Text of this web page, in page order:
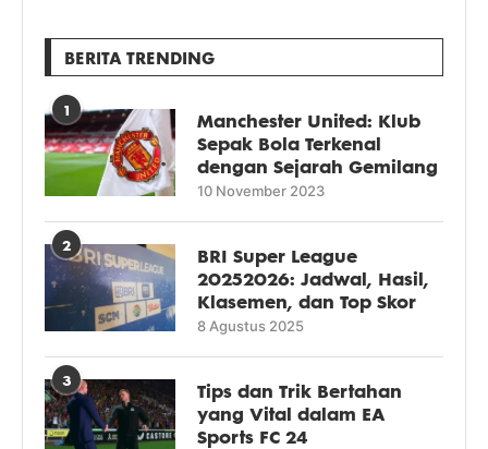
BERITA TRENDING
1
Manchester United: Klub
Sepak Bola Terkenal
dengan Sejarah Gemilang
10 November 2023
2
BRI Super League
20252026: Jadwal, Hasil,
Klasemen, dan Top Skor
8 Agustus 2025
3
Tips dan Trik Bertahan
yang Vital dalam EA
Sports FC 24